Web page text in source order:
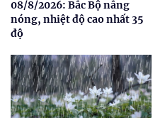
08/8/2026: Bắc Bộ nắng
nóng, nhiệt độ cao nhất 35
độ